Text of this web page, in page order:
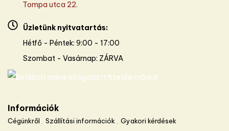
Tompa utca 22.
Üzletünk nyitvatartás:
Hétfő - Péntek: 9:00 - 17:00
Szombat - Vasárnap: ZÁRVA
Információk
Cégünkről Szállítási információk
Gyakori kérdések